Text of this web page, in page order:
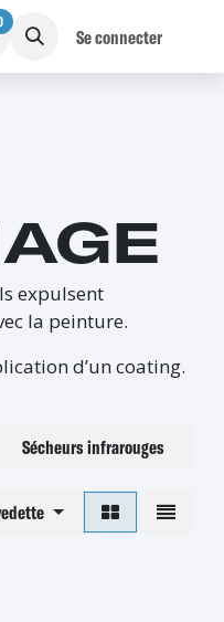
Se connecter
expulsent
la peinture.
d’un coating.
Sécheurs infrarouges